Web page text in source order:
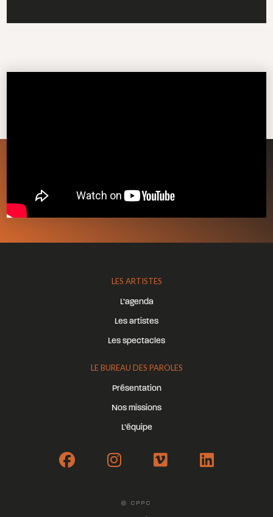
LES ARTISTES
L’agenda
Les artistes
Les spectacles
LE BUREAU DES PAROLES
Présentation
Nos missions
L’équipe
© CPPC